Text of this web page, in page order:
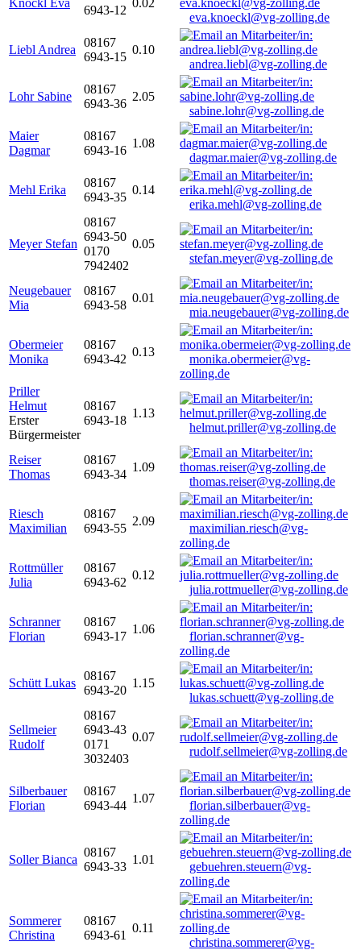
Knöckl Eva
6943-12
0.02
eva.knoeckl@vg-zolling.de
Liebl Andrea
08167
6943-15
0.10
andrea.liebl@vg-zolling.de
Lohr Sabine
08167
6943-36
2.05
sabine.lohr@vg-zolling.de
Maier
Dagmar
08167
6943-16
1.08
dagmar.maier@vg-zolling.de
Mehl Erika
08167
6943-35
0.14
erika.mehl@vg-zolling.de
Meyer Stefan
08167
6943-50
0170
7942402
0.05
stefan.meyer@vg-zolling.de
Neugebauer
Mia
08167
6943-58
0.01
mia.neugebauer@vg-zolling.de
Obermeier
Monika
08167
6943-42
0.13
monika.obermeier@vg-
zolling.de
Priller
Helmut
Erster
Bürgermeister
08167
6943-18
1.13
helmut.priller@vg-zolling.de
Reiser
Thomas
08167
6943-34
1.09
thomas.reiser@vg-zolling.de
Riesch
Maximilian
08167
6943-55
2.09
maximilian.riesch@vg-
zolling.de
Rottmüller
Julia
08167
6943-62
0.12
julia.rottmueller@vg-zolling.de
Schranner
Florian
08167
6943-17
1.06
florian.schranner@vg-
zolling.de
Schütt Lukas
08167
6943-20
1.15
lukas.schuett@vg-zolling.de
Sellmeier
Rudolf
08167
6943-43
0171
3032403
0.07
rudolf.sellmeier@vg-zolling.de
Silberbauer
Florian
08167
6943-44
1.07
florian.silberbauer@vg-
zolling.de
Soller Bianca
08167
6943-33
1.01
gebuehren.steuern@vg-
zolling.de
Sommerer
Christina
08167
6943-61
0.11
christina.sommerer@vg-